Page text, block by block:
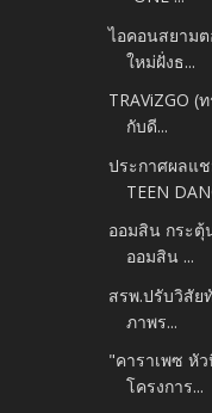
ไอคอนสยาม
ใหม่ฝั่งธ...
TRAViZGO
กับดี...
ประกาศผลแช
TEEN
ออมสิน กระตุ้
ออมสิน ...
สรพ.ปรับวิสัย
ภาพร...
"คาราเพซ หั
โครงการ...